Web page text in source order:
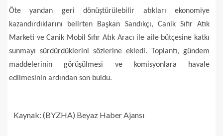
Öte yandan geri dönüştürülebilir atıkları ekonomiye
kazandırdıklarını belirten Başkan Sandıkçı, Canik Sıfır Atık
Marketi ve Canik Mobil Sıfır Atık Aracı ile aile bütçesine katkı
sunmayı sürdürdüklerini sözlerine ekledi. Toplantı, gündem
maddelerinin görüşülmesi ve komisyonlara havale
edilmesinin ardından son buldu.
Kaynak: (BYZHA) Beyaz Haber Ajansı